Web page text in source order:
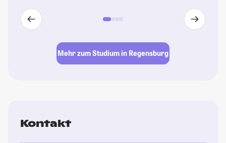
Mehr zum Studium in Regensburg
Kontakt